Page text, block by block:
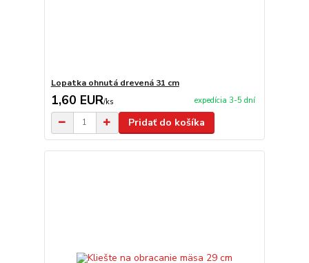
Lopatka ohnutá drevená 31 cm
1,60 EUR/ks expedícia 3-5 dní
Pridať do košíka